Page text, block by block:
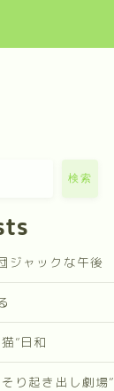
検索
ジャックな午後
”日和
り起き出し劇場”